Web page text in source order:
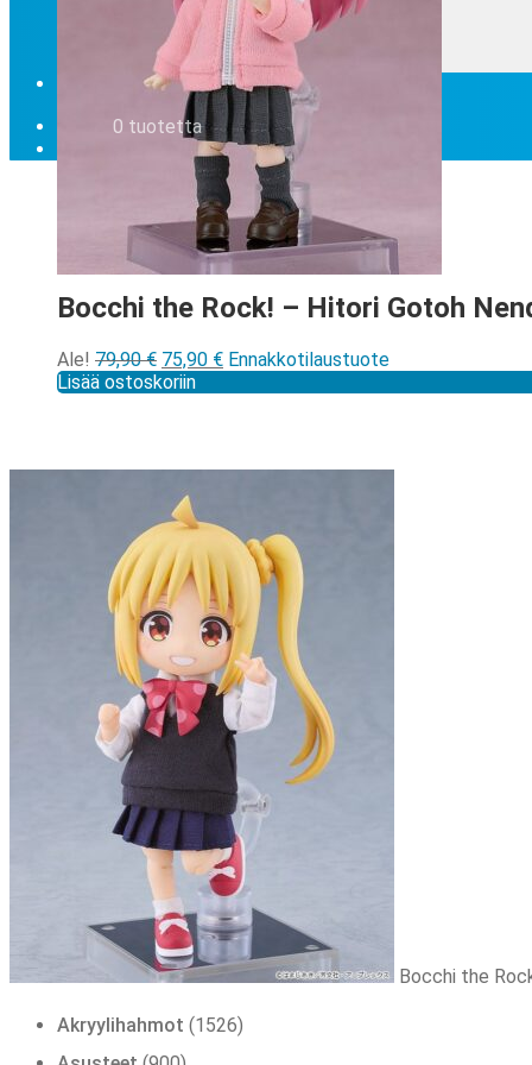
Eikö etsimääsi löydy valikoima …
Tilauksen peruminen
Uutiskirje
0 tuotetta
Bocchi the Rock! – Hitori Gotoh
Ale! 79,90€ Alkuperäinen
hinta
75,90 €Nykyinen
Ennakkotilaustuote
Lisää ostoskoriin
Bocchi the
Akryylihahmot 15261526
tuotetta
900